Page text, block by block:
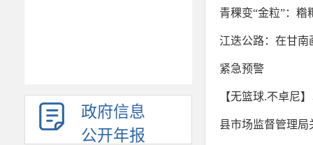
政府信息
公开年报
青稞变“金粒”：
江迭公路：在甘
紧急预警
【无篮球.不卓尼
县市场监督管理